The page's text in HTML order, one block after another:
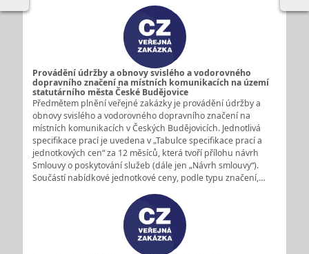
Provádění údržby a obnovy svislého a vodorovného
dopravního značení na místních komunikacích na území
statutárního města České Budějovice
Předmětem plnění veřejné zakázky je provádění údržby a
obnovy svislého a vodorovného dopravního značení na
místních komunikacích v Českých Budějovicích. Jednotlivá
specifikace prací je uvedena v „Tabulce specifikace prací a
jednotkových cen“ za 12 měsíců, která tvoří přílohu návrh
Smlouvy o poskytování služeb (dále jen „Návrh smlouvy“).
Součástí nabídkové jednotkové ceny, podle typu značení,…